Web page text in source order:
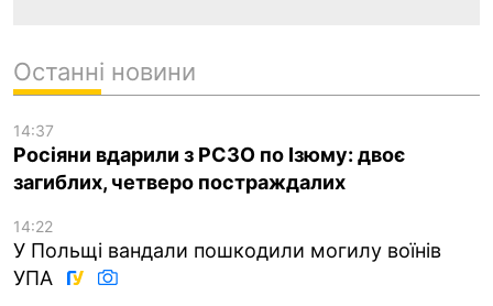
Останні новини
14:37
Росіяни вдарили з РСЗО по Ізюму: двоє
загиблих, четверо постраждалих
14:22
У Польщі вандали пошкодили могилу воїнів
УПА